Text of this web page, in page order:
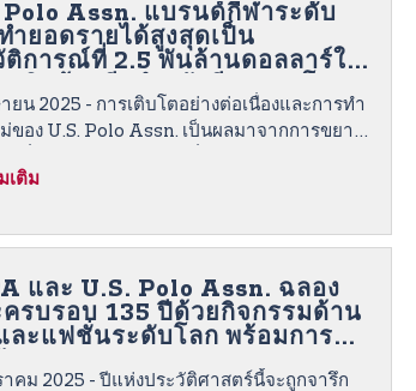
Polo Assn. แบรนด์กีฬาระดับ
ำยอดรายได้สูงสุดเป็น
ติการณ์ที่ 2.5 พันล้านดอลลาร์ใน
าหมายไว้ที่ 3 พันล้านดอลลาร์
ปิดร้าน U.S. Polo Assn. ให้ได้
ยน 2025 - การเติบโตอย่างต่อเนื่องและการทำ
ของ U.S. Polo Assn. เป็นผลมาจากการขยาย
เติม
และ U.S. Polo Assn. ฉลอง
ครบรอบ 135 ปีด้วยกิจกรรมด้าน
ละแฟชั่นระดับโลก พร้อมการ
าคม 2025 - ปีแห่งประวัติศาสตร์นี้จะถูกจารึก